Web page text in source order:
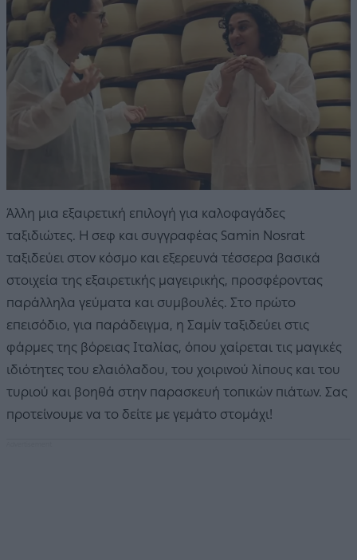
Άλλη μια εξαιρετική επιλογή για καλοφαγάδες
ταξιδιώτες. Η σεφ και συγγραφέας Samin Nosrat
ταξιδεύει στον κόσμο και εξερευνά τέσσερα βασικά
στοιχεία της εξαιρετικής μαγειρικής, προσφέροντας
παράλληλα γεύματα και συμβουλές. Στο πρώτο
επεισόδιο, για παράδειγμα, η Σαμίν ταξιδεύει στις
φάρμες της βόρειας Ιταλίας, όπου χαίρεται τις μαγικές
ιδιότητες του ελαιόλαδου, του χοιρινού λίπους και του
τυριού και βοηθά στην παρασκευή τοπικών πιάτων. Σας
προτείνουμε να το δείτε με γεμάτο στομάχι!